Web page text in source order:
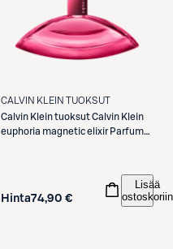
CALVIN KLEIN TUOKSUT
Calvin Klein tuoksutCalvin Klein
euphoria magnetic elixir Parfum
Hinta74,90 €
Lisää
ostoskoriin